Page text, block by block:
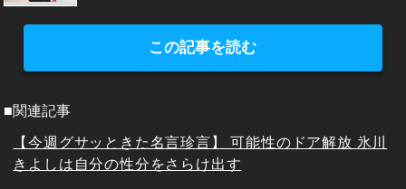
この記事を読む
■関連記事
【今週グサッときた名言珍言】 可能性のドア解放 氷川
きよしは自分の性分をさらけ出す